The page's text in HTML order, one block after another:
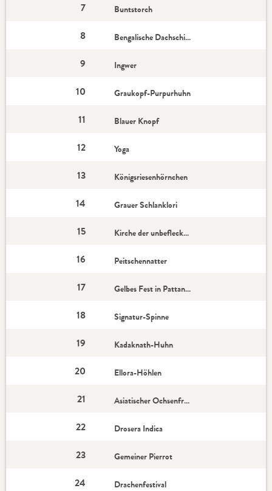
7 Buntstorch
8 Bengalische Dachschildkröte
9 Ingwer
10 Graukopf-Purpurhuhn
11 Blauer Knopf
12 Yoga
13 Königsriesenhörnchen
14 Grauer Schlanklori
15 Kirche der unbefleckten Empfängnis
16 Peitschennatter
17 Gelbes Fest in Pattan Kodoli
18 Signatur-Spinne
19 Kadaknath-Huhn
20 Ellora-Höhlen
21 Asiatischer Ochsenfrosch
22 Drosera Indica
23 Gemeiner Pierrot
24 Drachenfestival